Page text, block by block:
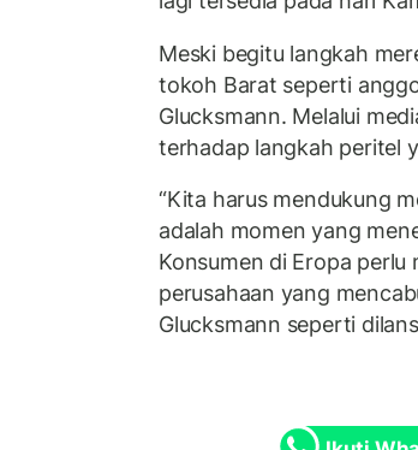
Meski begitu langkah
tokoh Barat seperti
Glucksmann. Melalui
terhadap langkah peritel
“Kita harus mendukung
adalah momen yang
Konsumen di Eropa
perusahaan yang
Glucksmann seperti